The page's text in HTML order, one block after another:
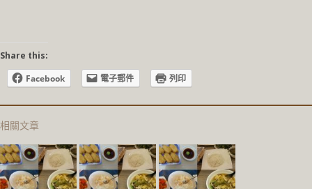
Share this:
Facebook
電子郵件 列印
相關文章